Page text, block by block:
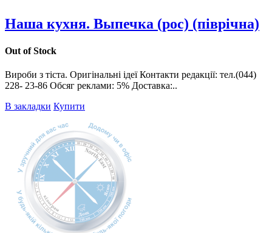
Наша кухня. Выпечка (рос) (піврічна)
Out of Stock
Вироби з тіста. Оригінальні ідеї Контакти редакції: тел.(044)
228- 23-86 Обсяг реклами: 5% Доставка:..
В закладки Купити